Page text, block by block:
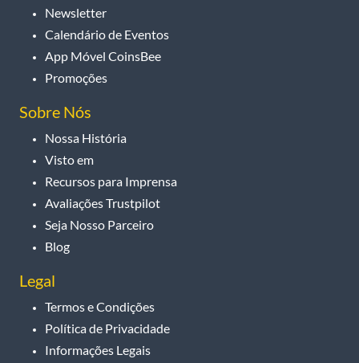
Newsletter
Calendário de Eventos
App Móvel CoinsBee
Promoções
Sobre Nós
Nossa História
Visto em
Recursos para Imprensa
Avaliações Trustpilot
Seja Nosso Parceiro
Blog
Legal
Termos e Condições
Política de Privacidade
Informações Legais